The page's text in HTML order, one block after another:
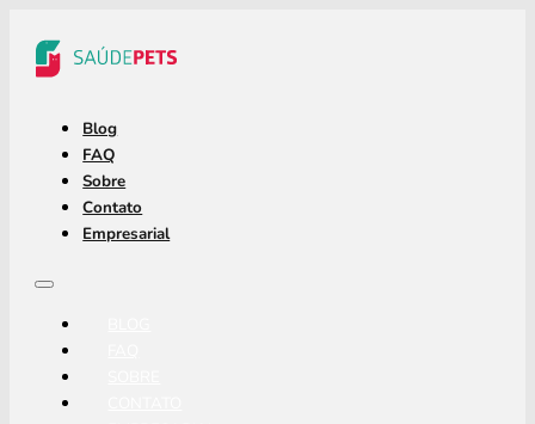
Blog
FAQ
Sobre
Contato
Empresarial